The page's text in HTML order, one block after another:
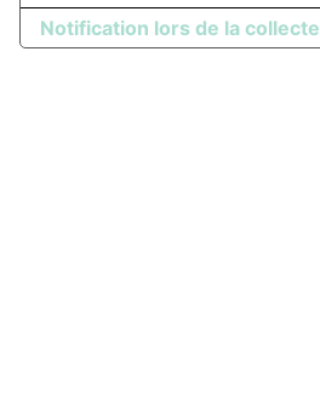
Notification lors de la collecte